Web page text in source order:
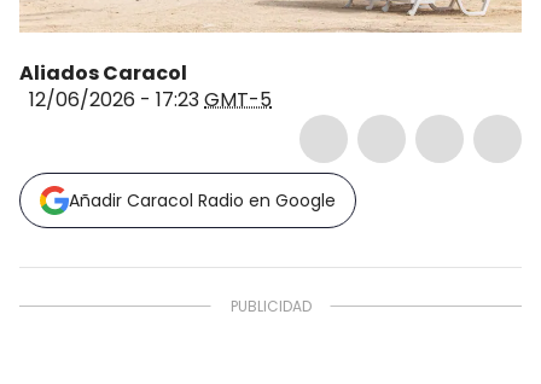
Aliados Caracol
12/06/2026 - 17:23GMT-5
Añadir Caracol Radio en Google